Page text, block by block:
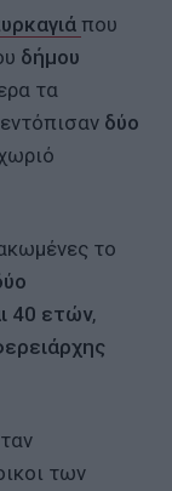
που
δήμου
τα
εντόπισαν δύο
το
40 ετών,
των